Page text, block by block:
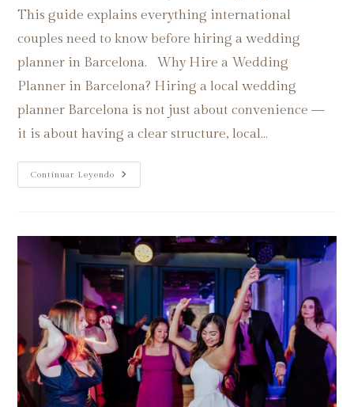
This guide explains everything international
couples need to know before hiring a wedding
planner in Barcelona. Why Hire a Wedding
Planner in Barcelona? Hiring a local wedding
planner Barcelona is not just about convenience —
it is about having a clear structure, local…
Continuar Leyendo